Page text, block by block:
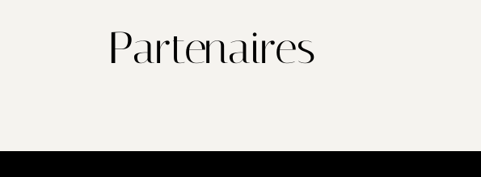
Partenaires